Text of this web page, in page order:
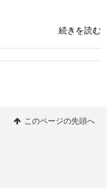
続きを読む
このページの先頭へ